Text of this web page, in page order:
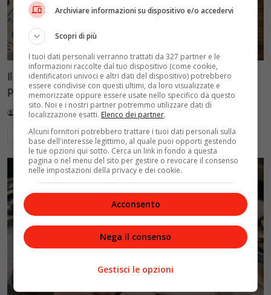
Il caffè vola: prezzi su del 30% in un mese tra meteo
pazzo, magazzini vuoti e El Niño
Redazione VelvetMAG 27 Luglio 2026
Leggi di più
Archiviare informazioni su dispositivo e/o accedervi
Scopri di più
I tuoi dati personali verranno trattati da 327 partner e le
informazioni raccolte dal tuo dispositivo (come cookie,
identificatori univoci e altri dati del dispositivo) potrebbero
essere condivise con questi ultimi, da loro visualizzate e
memorizzate oppure essere usate nello specifico da questo
sito. Noi e i nostri partner potremmo utilizzare dati di
localizzazione esatti. Elenco dei partner.
Alcuni fornitori potrebbero trattare i tuoi dati personali sulla
base dell'interesse legittimo, al quale puoi opporti gestendo
le tue opzioni qui sotto. Cerca un link in fondo a questa
pagina o nel menu del sito per gestire o revocare il consenso
nelle impostazioni della privacy e dei cookie.
Acconsento
Nega il consenso
Gestisci le opzioni